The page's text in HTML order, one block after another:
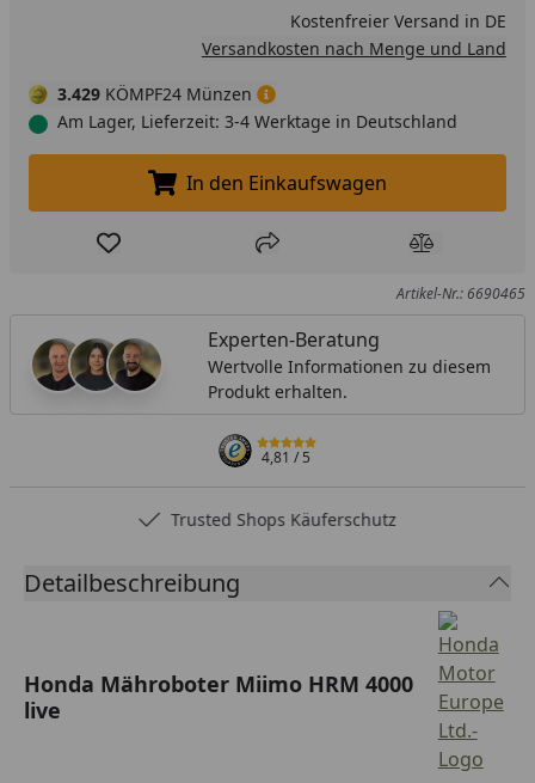
Kostenfreier Versand in DE
Versandkosten nach Menge und Land
3.429 KÖMPF24 Münzen
Am Lager, Lieferzeit: 3-4 Werktage in Deutschland
In den Einkaufswagen legen
In den Einkaufswagen
Produkt zur Wunschliste hinzufügen
Teilen Produkt
Artikel-Nr.: 6690465
Experten-Beratung
Wertvolle Informationen zu diesem
Produkt erhalten.
4,81/ 5
Trusted Shops Käuferschutz
Detailbeschreibung
Honda Mähroboter Miimo HRM 4000
live